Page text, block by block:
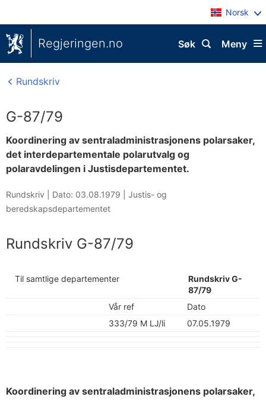
Norsk
Regjeringen.no Meny
Søk
Rundskriv
G-87/79
Koordinering av sentraladministrasjonens polarsaker,
det interdepartementale polarutvalg og
polaravdelingen i Justisdepartementet.
Rundskriv | Dato: 03.08.1979
Justis- og
beredskapsdepartementet
Rundskriv G-87/79
Til samtlige departementer
Rundskriv G-
87/79
Vår ref
Dato
333/79 M LJ/li
07.05.1979
Koordinering av sentraladministrasjonens polarsaker,